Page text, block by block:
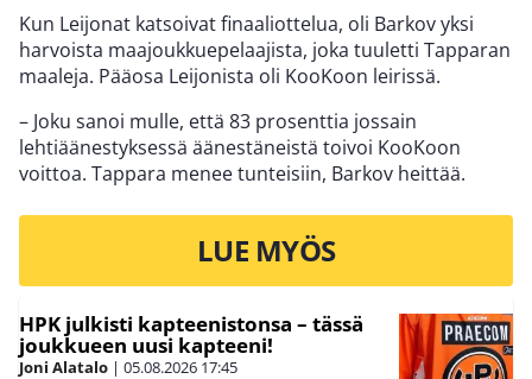
Kun Leijonat katsoivat finaaliottelua, oli Barkov yksi
harvoista maajoukkuepelaajista, joka tuuletti Tapparan
maaleja. Pääosa Leijonista oli KooKoon leirissä.
– Joku sanoi mulle, että 83 prosenttia jossain
lehtiäänestyksessä äänestäneistä toivoi KooKoon
voittoa. Tappara menee tunteisiin, Barkov heittää.
LUE MYÖS
HPK julkisti kapteenistonsa – tässä
joukkueen uusi kapteeni!
Joni Alatalo | 05.08.2026 17:45